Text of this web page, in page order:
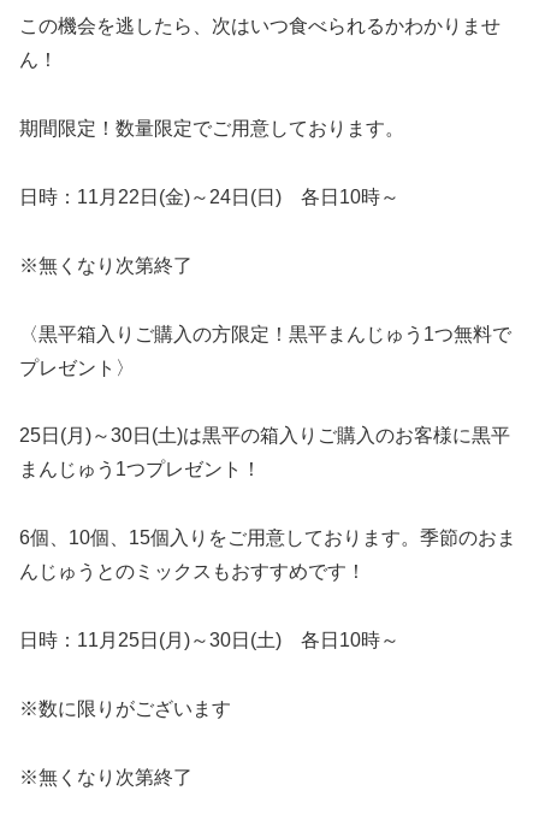
この機会を逃したら、次はいつ食べられるかわかりませ
ん！
期間限定！数量限定でご用意しております。
日時：11月22日(金)～24日(日) 各日10時～
※無くなり次第終了
〈黒平箱入りご購入の方限定！黒平まんじゅう1つ無料で
プレゼント〉
25日(月)～30日(土)は黒平の箱入りご購入のお客様に黒平
まんじゅう1つプレゼント！
6個、10個、15個入りをご用意しております。季節のおま
んじゅうとのミックスもおすすめです！
日時：11月25日(月)～30日(土) 各日10時～
※数に限りがございます
※無くなり次第終了